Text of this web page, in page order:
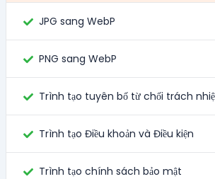
JPG sang WebP
PNG sang WebP
Trình tạo tuyên bố từ chối trách
Trình tạo Điều khoản và Điều kiện
Trình tạo chính sách bảo mật